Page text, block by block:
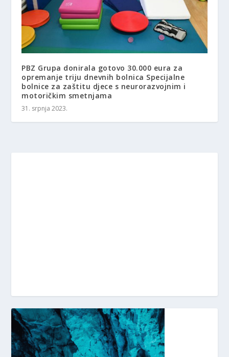
PBZ Grupa donirala gotovo 30.000 eura za
opremanje triju dnevnih bolnica Specijalne
bolnice za zaštitu djece s neurorazvojnim i
motoričkim smetnjama
31. srpnja 2023.